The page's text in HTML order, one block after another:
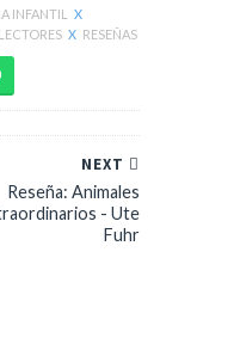
INFANTIL
X
X RESEÑAS
NEXT
Reseña: Animales
- Ute
Fuhr